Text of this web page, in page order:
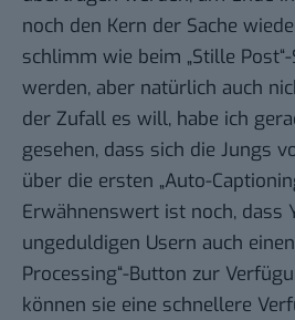
noch den Kern der Sache
schlimm wie beim „Stille
werden, aber natürlich auch
der Zufall es will, habe ich
gesehen, dass sich die Jungs
über die ersten „Auto-
Erwähnenswert ist noch, dass
ungeduldigen Usern auch
Processing“-Button zur
können sie eine schnellere